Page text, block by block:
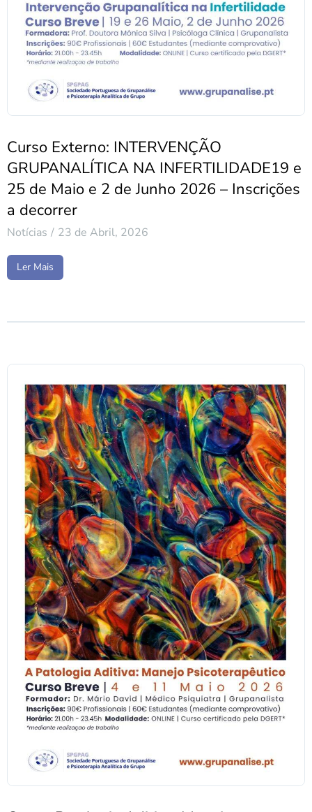
Curso Externo: INTERVENÇÃO
GRUPANALÍTICA NA INFERTILIDADE19 e
25 de Maio e 2 de Junho 2026 – Inscrições
a decorrer
Notícias 23 de Abril, 2026
Ler Mais